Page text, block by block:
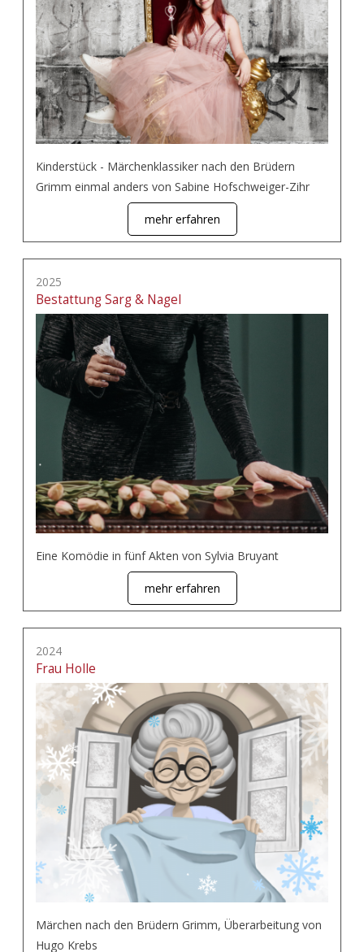
Kinderstück - Märchenklassiker nach den Brüdern
Grimm einmal anders von Sabine Hofschweiger-Zihr
mehr erfahren
2025
Bestattung Sarg & Nagel
Eine Komödie in fünf Akten von Sylvia Bruyant
mehr erfahren
2024
Frau Holle
Märchen nach den Brüdern Grimm, Überarbeitung von
Hugo Krebs